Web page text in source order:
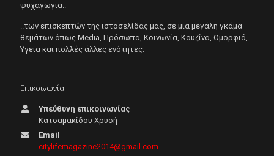
ψυχαγωγία..
..των επισκεπτών της ιστοσελίδας μας, σε μία μεγάλη γκάμα
θεμάτων όπως Μedia, Πρόσωπα, Κοινωνία, Κουζίνα, Ομορφιά,
Υγεία και πολλές άλλες ενότητες.
Επικοινωνία
Υπεύθυνη επικοινωνίας
Κατσαμακίδου Χρυσή
Email
citylifemagazine2014@gmail.com